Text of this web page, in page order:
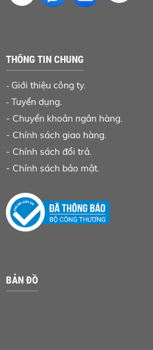
THÔNG TIN CHUNG
- Giới thiệu công ty.
- Tuyển dụng.
- Chuyển khoản ngân hàng
- Chính sách giao hàng.
- Chính sách đổi trả.
- Chính sách bảo mật.
BẢN ĐỒ